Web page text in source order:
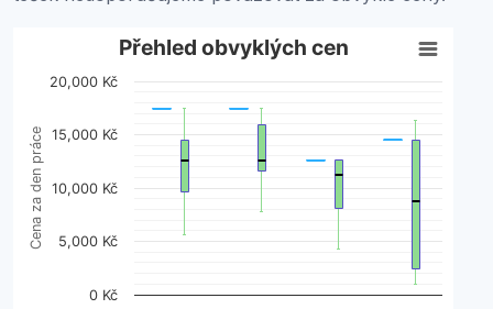
Přehled obvyklých cen
Boxplot with 2 data series. Box plot charts are typically
View as data table, Přehled obvyklých cen
The chart has 1 X axis displaying categories.
The chart has 1 Y axis displaying Cena za den práce.
Cena za den práce
Přehled obvyklých cen
0 Kč
5,000 Kč
10,000 Kč
15,000 Kč
20,000 Kč